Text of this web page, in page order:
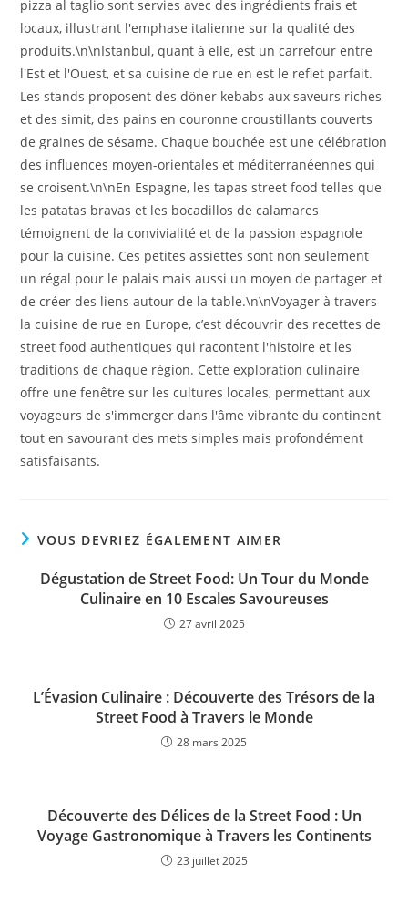
pizza al taglio sont servies avec des ingrédients frais et
locaux, illustrant l'emphase italienne sur la qualité des
produits.\n\nIstanbul, quant à elle, est un carrefour entre
l'Est et l'Ouest, et sa cuisine de rue en est le reflet parfait.
Les stands proposent des döner kebabs aux saveurs riches
et des simit, des pains en couronne croustillants couverts
de graines de sésame. Chaque bouchée est une célébration
des influences moyen-orientales et méditerranéennes qui
se croisent.\n\nEn Espagne, les tapas street food telles que
les patatas bravas et les bocadillos de calamares
témoignent de la convivialité et de la passion espagnole
pour la cuisine. Ces petites assiettes sont non seulement
un régal pour le palais mais aussi un moyen de partager et
de créer des liens autour de la table.\n\nVoyager à travers
la cuisine de rue en Europe, c’est découvrir des recettes de
street food authentiques qui racontent l'histoire et les
traditions de chaque région. Cette exploration culinaire
offre une fenêtre sur les cultures locales, permettant aux
voyageurs de s'immerger dans l'âme vibrante du continent
tout en savourant des mets simples mais profondément
satisfaisants.
VOUS DEVRIEZ ÉGALEMENT AIMER
Dégustation de Street Food: Un Tour du Monde
Culinaire en 10 Escales Savoureuses
27 avril 2025
L’Évasion Culinaire : Découverte des Trésors de la
Street Food à Travers le Monde
28 mars 2025
Découverte des Délices de la Street Food : Un
Voyage Gastronomique à Travers les Continents
23 juillet 2025